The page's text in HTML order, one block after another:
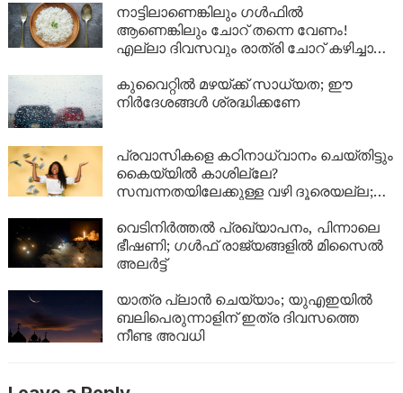
നാട്ടിലാണെങ്കിലും ​ഗൾഫിൽ
ആണെങ്കിലും ചോറ് തന്നെ വേണം!
എല്ലാ ദിവസവും രാത്രി ചോറ് കഴിച്ചാൽ
കുവൈറ്റിൽ മഴയ്ക്ക് സാധ്യത; ഈ
നിർദേശങ്ങൾ ശ്രദ്ധിക്കണേ
പ്രവാസികളെ കഠിനാധ്വാനം ചെയ്തിട്ടും
കൈയ്യിൽ കാശില്ലേ?
സമ്പന്നതയിലേക്കുള്ള വഴി ദൂരെയല്ല;
ബാങ്ക് ബാലൻസും കുതിച്ചുയരും!
വെടിനിർത്തൽ പ്രഖ്യാപനം, പിന്നാലെ
ഭീഷണി; ഗൾഫ് രാജ്യങ്ങളിൽ മിസൈൽ
അലർട്ട്
യാത്ര പ്ലാൻ ചെയ്യാം; യുഎഇയിൽ
ബലിപെരുന്നാളിന് ഇത്ര ദിവസത്തെ
നീണ്ട അവധി